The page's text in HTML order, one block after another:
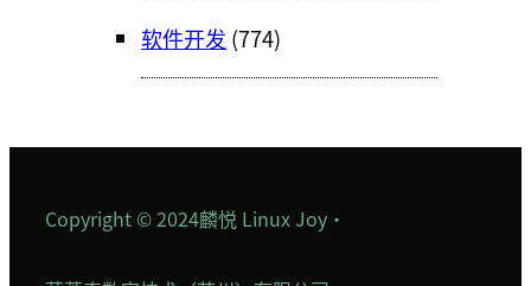
软件开发 (774)
Copyright © 2024麟悦 Linux Joy ·